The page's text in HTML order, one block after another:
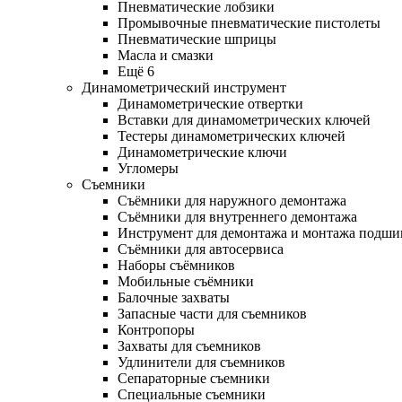
Пневматические лобзики
Промывочные пневматические пистолеты
Пневматические шприцы
Масла и смазки
Ещё 6
Динамометрический инструмент
Динамометрические отвертки
Вставки для динамометрических ключей
Тестеры динамометрических ключей
Динамометрические ключи
Угломеры
Съемники
Съёмники для наружного демонтажа
Съёмники для внутреннего демонтажа
Инструмент для демонтажа и монтажа
Съёмники для автосервиса
Наборы съёмников
Мобильные съёмники
Балочные захваты
Запасные части для съемников
Контропоры
Захваты для съемников
Удлинители для съемников
Сепараторные съемники
Специальные съемники